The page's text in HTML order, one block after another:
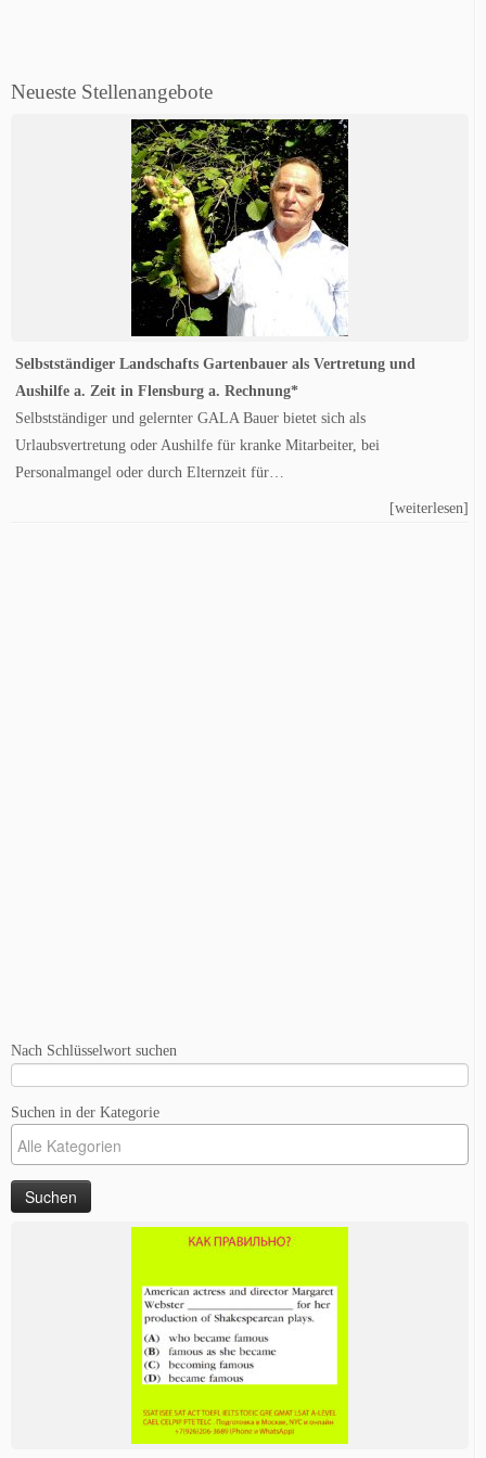
Neueste Stellenangebote
Selbstständiger Landschafts Gartenbauer als Vertretung und
Aushilfe a. Zeit in Flensburg a. Rechnung*
Selbstständiger und gelernter GALA Bauer bietet sich als
Urlaubsvertretung oder Aushilfe für kranke Mitarbeiter, bei
Personalmangel oder durch Elternzeit für…
[weiterlesen]
Nach Schlüsselwort suchen
Suchen in der Kategorie